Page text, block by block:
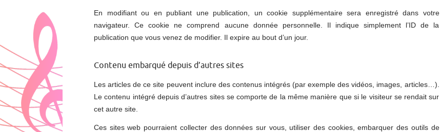
En modifiant ou en publiant une publication, un cookie supplémentaire sera enregistré dans votre
navigateur. Ce cookie ne comprend aucune donnée personnelle. Il indique simplement l’ID de la
publication que vous venez de modifier. Il expire au bout d’un jour.
Contenu embarqué depuis d’autres sites
Les articles de ce site peuvent inclure des contenus intégrés (par exemple des vidéos, images, articles…).
Le contenu intégré depuis d’autres sites se comporte de la même manière que si le visiteur se rendait sur
cet autre site.
Ces sites web pourraient collecter des données sur vous, utiliser des cookies, embarquer des outils de